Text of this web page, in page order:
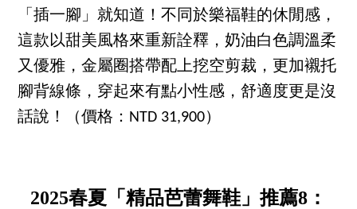
「插一腳」就知道！不同於樂福鞋的休閒感，
這款以甜美風格來重新詮釋，奶油白色調溫柔
又優雅，金屬圈搭帶配上挖空剪裁，更加襯托
腳背線條，穿起來有點小性感，舒適度更是沒
話說！（價格：NTD 31,900）
2025春夏「精品芭蕾舞鞋」推薦8：